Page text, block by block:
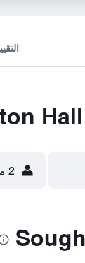
2 من الضيوف، غرفة واحدة